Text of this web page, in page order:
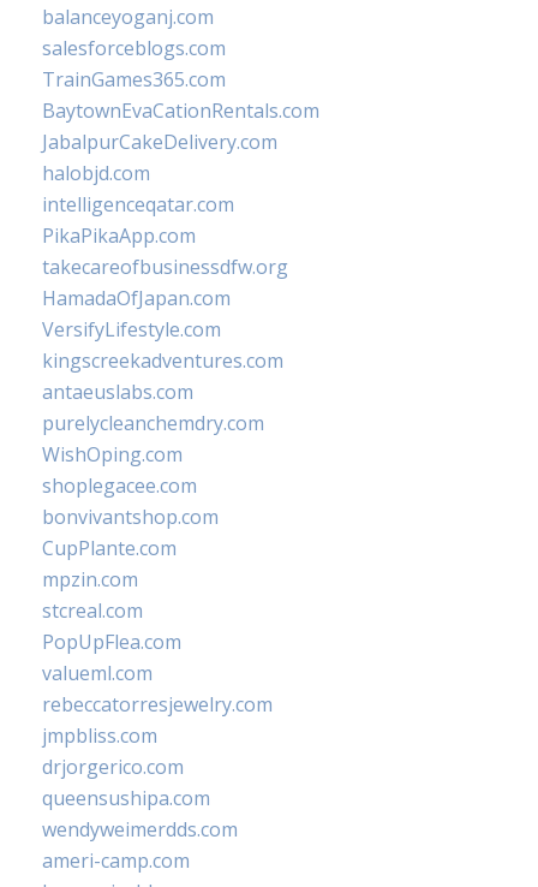
balanceyoganj.com
salesforceblogs.com
TrainGames365.com
BaytownEvaCationRentals.com
JabalpurCakeDelivery.com
halobjd.com
intelligenceqatar.com
PikaPikaApp.com
takecareofbusinessdfw.org
HamadaOfJapan.com
VersifyLifestyle.com
kingscreekadventures.com
antaeuslabs.com
purelycleanchemdry.com
WishOping.com
shoplegacee.com
bonvivantshop.com
CupPlante.com
mpzin.com
stcreal.com
PopUpFlea.com
valueml.com
rebeccatorresjewelry.com
jmpbliss.com
drjorgerico.com
queensushipa.com
wendyweimerdds.com
ameri-camp.com